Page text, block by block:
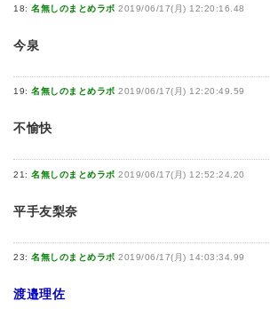
18: 名無しのまとめラボ 2019/06/17(月) 12:20:16.48
今泉
19: 名無しのまとめラボ 2019/06/17(月) 12:20:49.59
不愉快
21: 名無しのまとめラボ 2019/06/17(月) 12:52:24.20
平手友梨奈
23: 名無しのまとめラボ 2019/06/17(月) 14:03:34.99
渡邉理佐